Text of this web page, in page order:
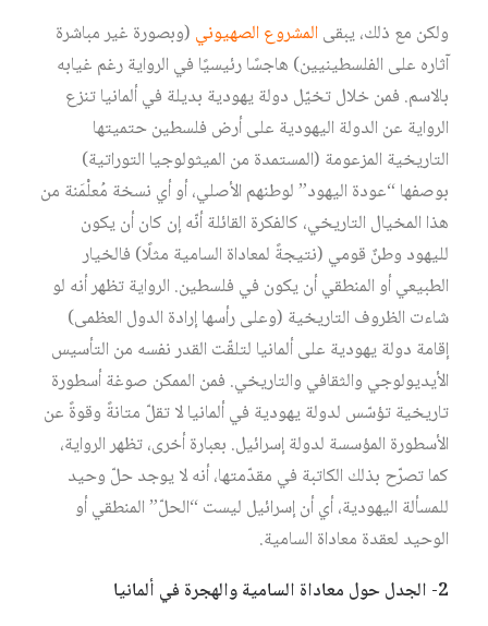
ولكن مع ذلك، يبقىالمشروع الصهيوني (وبصورة غير مباشرة
آثاره على الفلسطينيين) هاجسًا رئيسيًا في الرواية رغم غيابه
بالاسم. فمن خلال تخيّل دولة يهودية بديلة في ألمانيا تنزع
الرواية عن الدولة اليهودية على أرض فلسطين حتميتها
التاريخية المزعومة (المستمدة من الميثولوجيا التوراتية)
بوصفها “عودة اليهود” لوطنهم الأصلي، أو أي نسخة مُعلْمَنة من
هذا المخيال التاريخي، كالفكرة القائلة أنّه إن كان أن يكون
لليهود وطنٌ قومي (نتيجةً لمعاداة السامية مثلًا) فالخيار
الطبيعي أو المنطقي أن يكون في فلسطين. الرواية تظهر أنه لو
شاءت الظروف التاريخية (وعلى رأسها إرادة الدول العظمى)
إقامة دولة يهودية على ألمانيا لتلقّت القدر نفسه من التأسيس
الأيديولوجي والثقافي والتاريخي. فمن الممكن صوغة أسطورة
تاريخية تؤسّس لدولة يهودية في ألمانيا لا تقلّ متانةً وقوةً عن
الأسطورة المؤسسة لدولة إسرائيل. بعبارة أخرى، تظهر الرواية،
كما تصرّح بذلك الكاتبة في مقدّمتها، أنه لا يوجد حلّ وحيد
للمسألة اليهودية، أي أن إسرائيل ليست “الحلّ” المنطقي أو
الوحيد لعقدة معاداة السامية.
2- الجدل حول معاداة السامية والهجرة في ألمانيا